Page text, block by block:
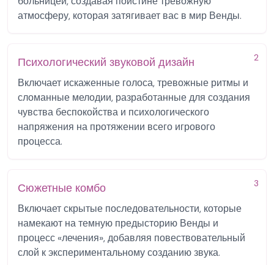
атмосферу, которая затягивает вас в мир Венды.
2
Психологический звуковой дизайн
Включает искаженные голоса, тревожные ритмы и
сломанные мелодии, разработанные для создания
чувства беспокойства и психологического
напряжения на протяжении всего игрового
процесса.
3
Сюжетные комбо
Включает скрытые последовательности, которые
намекают на темную предысторию Венды и
процесс «лечения», добавляя повествовательный
слой к экспериментальному созданию звука.